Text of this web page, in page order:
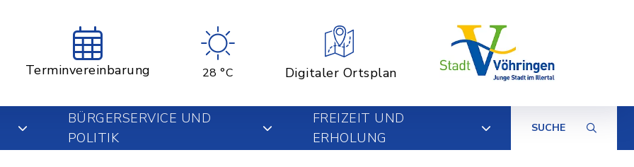
Terminvereinbarung 28 °C Digitaler Ortsplan
BÜRGERSERVICE UND
POLITIK
FREIZEIT UND
ERHOLUNG
SUCHE